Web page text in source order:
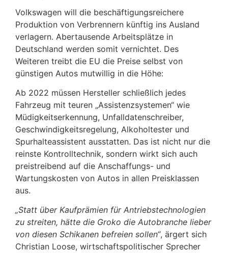
Volkswagen will die beschäftigungsreichere
Produktion von Verbrennern künftig ins Ausland
verlagern. Abertausende Arbeitsplätze in
Deutschland werden somit vernichtet. Des
Weiteren treibt die EU die Preise selbst von
günstigen Autos mutwillig in die Höhe:
Ab 2022 müssen Hersteller schließlich jedes
Fahrzeug mit teuren „Assistenzsystemen“ wie
Müdigkeitserkennung, Unfalldatenschreiber,
Geschwindigkeitsregelung, Alkoholtester und
Spurhalteassistent ausstatten. Das ist nicht nur die
reinste Kontrolltechnik, sondern wirkt sich auch
preistreibend auf die Anschaffungs- und
Wartungskosten von Autos in allen Preisklassen
aus.
„Statt über Kaufprämien für Antriebstechnologien
zu streiten, hätte die Groko die Autobranche lieber
von diesen Schikanen befreien sollen“, ärgert sich
Christian Loose, wirtschaftspolitischer Sprecher